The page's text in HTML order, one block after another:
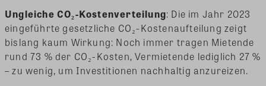
Ungleiche CO₂-Kostenverteilung: Die im Jahr 2023
eingeführte gesetzliche CO₂-Kostenaufteilung zeigt
bislang kaum Wirkung: Noch immer tragen Mietende
rund 73 % der CO₂-Kosten, Vermietende lediglich 27 %
– zu wenig, um Investitionen nachhaltig anzureizen.